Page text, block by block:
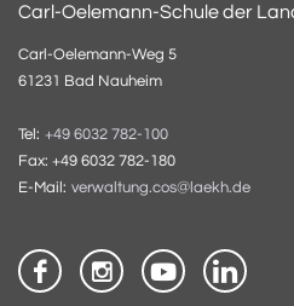
Carl-Oelemann-Schule der
Carl-Oelemann-Weg 5
61231 Bad Nauheim
Tel: +49 6032 782-100
Fax: +49 6032 782-180
E-Mail: verwaltung.cos@laekh.de